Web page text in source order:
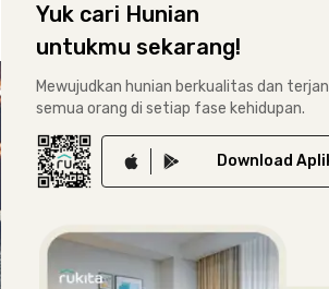
Yuk cari Hunian
untukmu sekarang!
Mewujudkan hunian berkualitas dan
semua orang di setiap fase kehidupan.
Download